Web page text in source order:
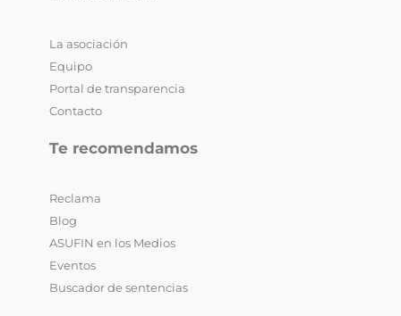
La asociación
Equipo
Portal de transparencia
Contacto
Te recomendamos
Reclama
Blog
ASUFIN en los Medios
Eventos
Buscador de sentencias